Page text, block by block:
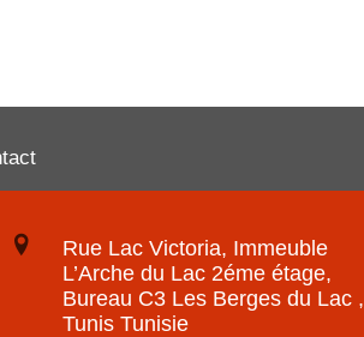
Rue Lac Victoria, Immeuble
L’Arche du Lac 2éme étage,
Bureau C3 Les Berges du Lac ,
Tunis Tunisie